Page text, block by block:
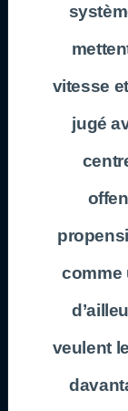
vitesse
jugé
comme
veulent